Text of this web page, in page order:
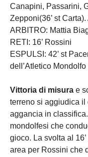
Canapini, Passarini,
Zepponi(36’ st
ARBITRO: Mattia
RETI: 16’ Rossini
ESPULSI: 42’ st
dell’Atletico Mondolfo
Vittoria di misura e
terreno si aggiudica
aggancia in
mondolfesi che
gioco. La svolta al
area per Rossini che